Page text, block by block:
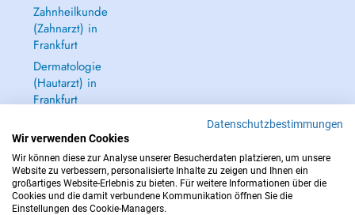
Zahnheilkunde
(Zahnarzt) in
Frankfurt
Dermatologie
(Hautarzt) in
Frankfurt
IM NOTFALL WENDEN SIE SICH AN : 112
Datenschutzbestimmungen
Wir verwenden Cookies
Wir können diese zur Analyse unserer Besucherdaten platzieren, um unsere
Website zu verbessern, personalisierte Inhalte zu zeigen und Ihnen ein
großartiges Website-Erlebnis zu bieten. Für weitere Informationen über die
Cookies und die damit verbundene Kommunikation öffnen Sie die
Einstellungen des Cookie-Managers.